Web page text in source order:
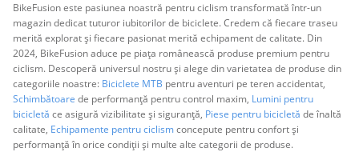
BikeFusion este pasiunea noastră pentru ciclism transformată într-un
magazin dedicat tuturor iubitorilor de biciclete. Credem că fiecare traseu
merită explorat și fiecare pasionat merită echipament de calitate. Din
2024, BikeFusion aduce pe piața românească produse premium pentru
ciclism. Descoperă universul nostru și alege din varietatea de produse din
categoriile noastre: Biciclete MTB pentru aventuri pe teren accidentat,
Schimbătoare de performanță pentru control maxim, Lumini pentru
bicicletă ce asigură vizibilitate și siguranță, Piese pentru bicicletă de înaltă
calitate, Echipamente pentru ciclismconcepute pentru confort și
performanță în orice condiții și multe alte categorii de produse.